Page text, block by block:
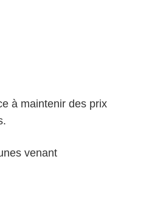
à maintenir des prix
venant